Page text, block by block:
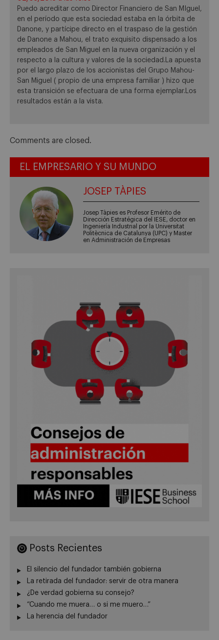
Puedo acreditar como Director Financiero de San MIguel,
en el período que esta sociedad estaba en la órbita de
Danone, y partícipe directo en el traspaso de la gestión
de Danone a Mahou, el trato exquisito dispensado a los
empleados de San Miguel en la nueva organización y el
respecto a la cultura y valores de la sociedad.La apuesta
por el largo plazo de los accionistas del Grupo Mahou-
San Miguel ( propio de una empresa familiar ) hizo que
esta transición se efectuara de una forma ejemplar.Los
resultados están a la vista.
Comments are closed.
EL EMPRESARIO Y SU MUNDO
JOSEP TÀPIES
Josep Tàpies es Profesor Emérito de
Dirección Estratégica del IESE, doctor en
Ingeniería Industrial por la Universitat
Politècnica de Catalunya (UPC) y Master
en Administración de Empresas
Posts Recientes
El silencio del fundador también gobierna
La retirada del fundador: servir de otra manera
¿De verdad gobierna su consejo?
“Cuando me muera… o si me muero…”
La herencia del fundador